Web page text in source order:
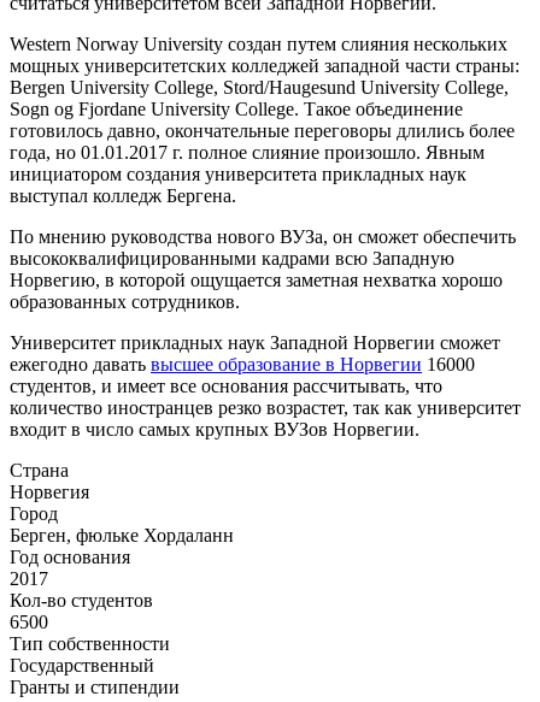
Western Norway University создан путем слияния нескольких
мощных университетских колледжей западной части страны:
Bergen University College, Stord/Haugesund University College,
Sogn og Fjordane University College. Такое объединение
готовилось давно, окончательные переговоры длились более
года, но 01.01.2017 г. полное слияние произошло. Явным
инициатором создания университета прикладных наук
выступал колледж Бергена.
По мнению руководства нового ВУЗа, он сможет обеспечить
высококвалифицированными кадрами всю Западную
Норвегию, в которой ощущается заметная нехватка хорошо
образованных сотрудников.
Университет прикладных наук Западной Норвегии сможет
ежегодно давать высшее образование в Норвегии 16000
студентов, и имеет все основания рассчитывать, что
количество иностранцев резко возрастет, так как университет
входит в число самых крупных ВУЗов Норвегии.
Страна
Норвегия
Город
Берген, фюльке Хордаланн
Год основания
2017
Кол-во студентов
6500
Тип собственности
Государственный
Гранты и стипендии